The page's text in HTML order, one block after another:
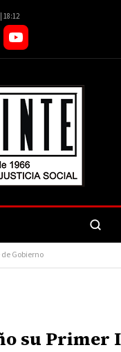
18:12
Gobierno
su Primer